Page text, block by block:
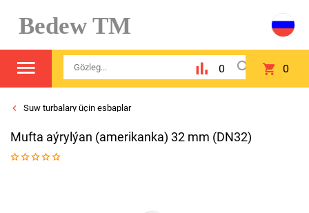
Bedew TM
0 0
Suw turbalary üçin esbaplar
Mufta aýrylýan (amerikanka) 32 mm (DN32)